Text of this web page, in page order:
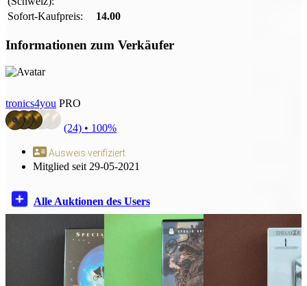
Sofort-Kaufpreis:
14.00
Informationen zum Verkäufer
tronics4you PRO
(24) • 100%
Ausweis verifiziert
Mitglied seit 29-05-2021
Alle Auktionen des Users